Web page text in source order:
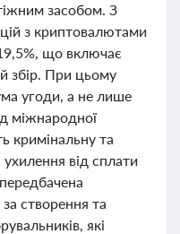
засобом. З
з криптовалютами
що включає
збір. При цьому
угоди, а не лише
міжнародної
кримінальну та
ухилення від сплати
за створення та
які